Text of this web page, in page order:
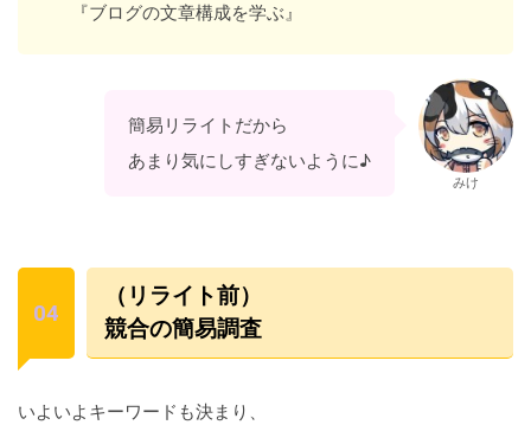
『ブログの文章構成を学ぶ』
簡易リライトだから
あまり気にしすぎないように♪
みけ
（リライト前）
競合の簡易調査
いよいよキーワードも決まり、